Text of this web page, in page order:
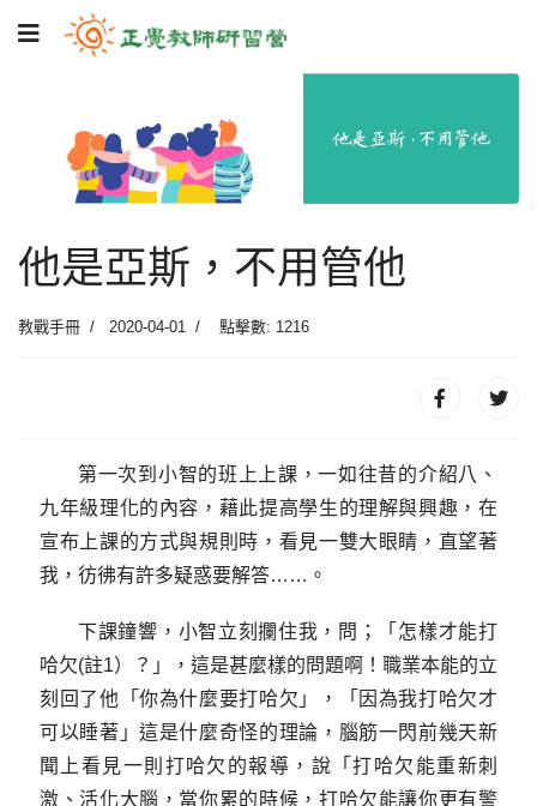
他是亞斯，不用管他
教戰手冊 2020-04-01 點擊數: 1216
第一次到小智的班上上課，一如往昔的介紹八、
九年級理化的內容，藉此提高學生的理解與興趣，在
宣布上課的方式與規則時，看見一雙大眼睛，直望著
我，彷彿有許多疑惑要解答……。
下課鐘響，小智立刻攔住我，問；「怎樣才能打
哈欠(註1）？」，這是甚麼樣的問題啊！職業本能的立
刻回了他「你為什麼要打哈欠」，「因為我打哈欠才
可以睡著」這是什麼奇怪的理論，腦筋一閃前幾天新
聞上看見一則打哈欠的報導，說「打哈欠能重新刺
激、活化大腦，當你累的時候，打哈欠能讓你更有警